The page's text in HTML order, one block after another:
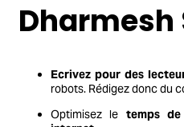
Dharmesh
Ecrivez pour des
robots. Rédigez donc du
Optimisez le temps